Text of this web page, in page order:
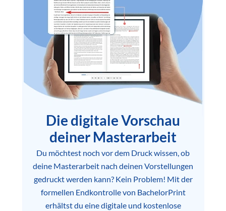
Die digitale Vorschau
deiner Masterarbeit
Du möchtest noch vor dem Druck wissen, ob
deine Masterarbeit nach deinen Vorstellungen
gedruckt werden kann? Kein Problem! Mit der
formellen Endkontrolle von BachelorPrint
erhältst du eine digitale und kostenlose